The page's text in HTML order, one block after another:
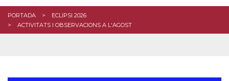
PORTADA
ECLIPSI 2026
ACTIVITATS I OBSERVACIONS A L'AGOST